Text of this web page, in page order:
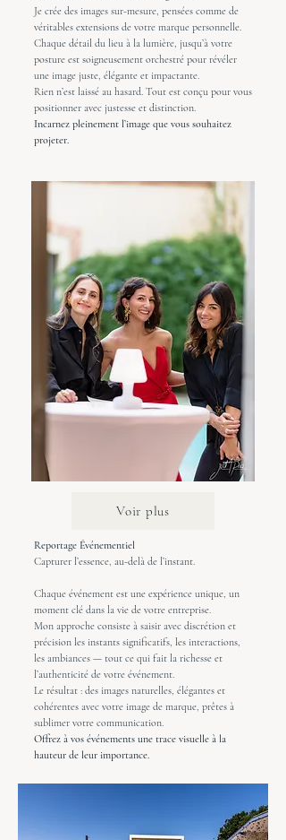
Je crée des images sur-mesure, pensées comme de
véritables extensions de votre marque personnelle.
Chaque détail du lieu à la lumière, jusqu’à votre
posture est soigneusement orchestré pour révéler
une image juste, élégante et impactante.
Rien n’est laissé au hasard. Tout est conçu pour vous
positionner avec justesse et distinction.
Incarnez pleinement l’image que vous souhaitez
projeter.
Voir plus
Reportage Événementiel
Capturer l’essence, au-delà de l’instant.
Chaque événement est une expérience unique, un
moment clé dans la vie de votre entreprise.
Mon approche consiste à saisir avec discrétion et
précision les instants significatifs, les interactions,
les ambiances — tout ce qui fait la richesse et
l’authenticité de votre événement.
Le résultat : des images naturelles, élégantes et
cohérentes avec votre image de marque, prêtes à
sublimer votre communication.
Offrez à vos événements une trace visuelle à la
hauteur de leur importance.